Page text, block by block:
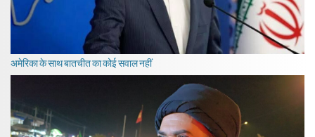
अमेरिका के साथ बातचीत का कोई सवाल नहीं